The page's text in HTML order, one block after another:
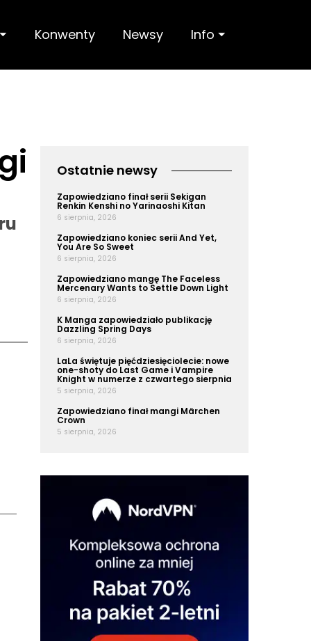
Konwenty Newsy Info ⏷
Ostatnie newsy
Zapowiedziano finał serii Sekigan
Renkin Kenshi no Yarinaoshi Kitan
6 sierpnia, 2026
Zapowiedziano koniec serii And Yet,
You Are So Sweet
6 sierpnia, 2026
Zapowiedziano mangę The Faceless
Mercenary Wants to Settle Down Light
6 sierpnia, 2026
K Manga zapowiedziało publikację
Dazzling Spring Days
6 sierpnia, 2026
LaLa świętuje pięćdziesięciolecie: nowe
one-shoty do Last Game i Vampire
Knight w numerze z czwartego sierpnia
5 sierpnia, 2026
Zapowiedziano finał mangi Märchen
Crown
5 sierpnia, 2026